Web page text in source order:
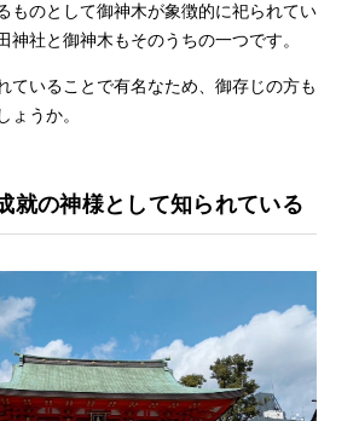
ものとして御神木が象徴的に祀られてい
神社と御神木もそのうちの一つです。
ていることで有名なため、御存じの方も
ょうか。
就の神様として知られている